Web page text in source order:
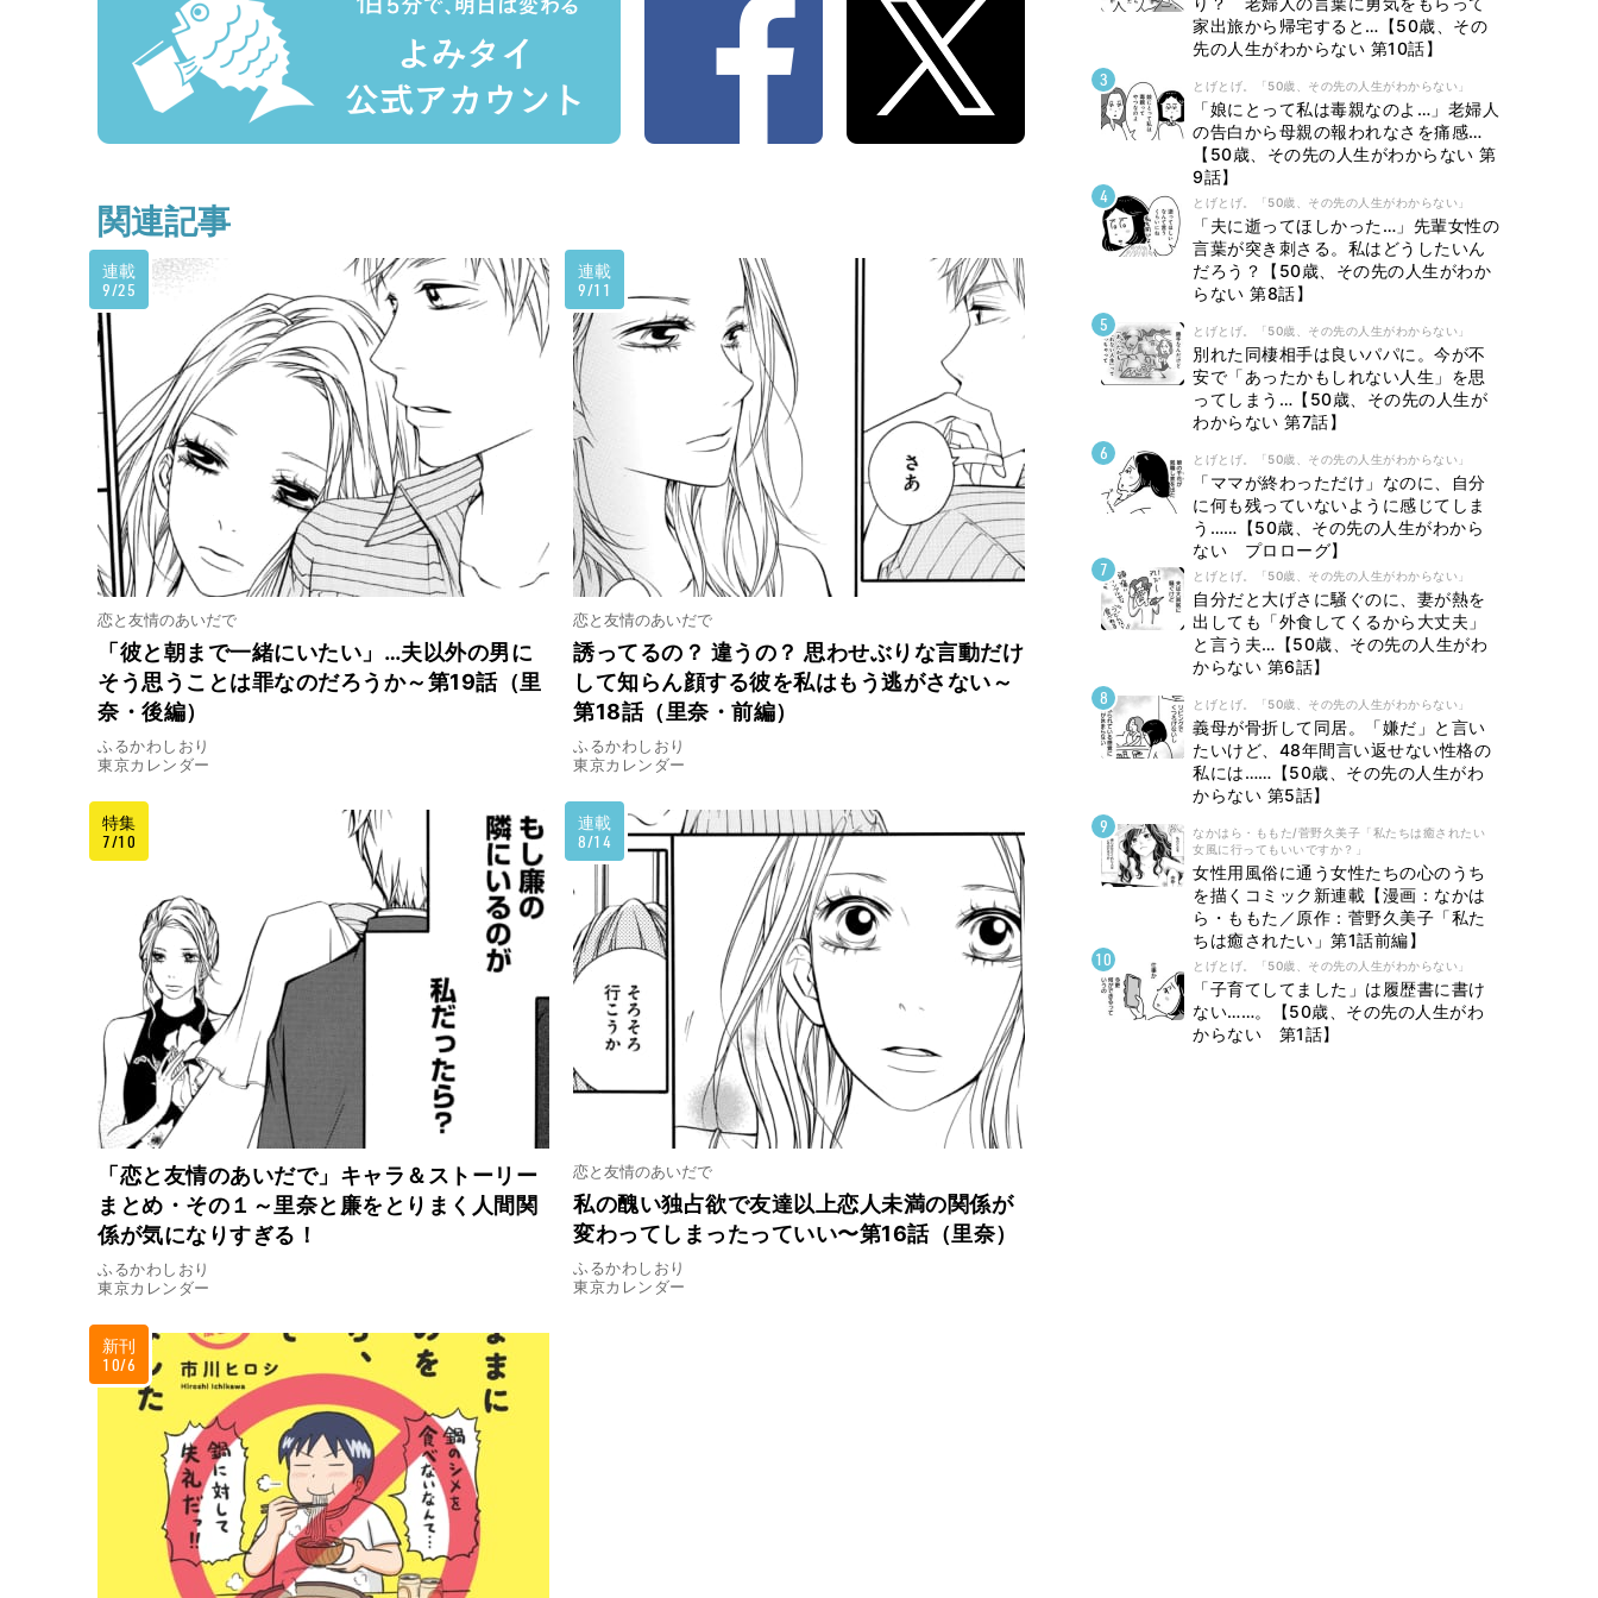
関連記事
連載
9/25
恋と友情のあいだで
「彼と朝まで一緒にいたい」…夫以外の男に
そう思うことは罪なのだろうか～第19話（里
奈・後編）
ふるかわしおり
東京カレンダー
連載
9/11
恋と友情のあいだで
誘ってるの？ 違うの？ 思わせぶりな言動だけ
して知らん顔する彼を私はもう逃がさない～
第18話（里奈・前編）
ふるかわしおり
東京カレンダー
特集
7/10
「恋と友情のあいだで」キャラ＆ストーリー
まとめ・その１～里奈と廉をとりまく人間関
係が気になりすぎる！
ふるかわしおり
東京カレンダー
連載
8/14
恋と友情のあいだで
私の醜い独占欲で友達以上恋人未満の関係が
変わってしまったっていい〜第16話（里奈）
ふるかわしおり
東京カレンダー
新刊
10/6
家出旅から帰宅すると…【50歳、その
先の人生がわからない 第10話】
とげとげ。「50歳、その先の人生がわからない」
「娘にとって私は毒親なのよ…」老婦人
の告白から母親の報われなさを痛感…
【50歳、その先の人生がわからない 第
9話】
とげとげ。「50歳、その先の人生がわからない」
「夫に逝ってほしかった…」先輩女性の
言葉が突き刺さる。私はどうしたいん
だろう？【50歳、その先の人生がわか
らない 第8話】
とげとげ。「50歳、その先の人生がわからない」
別れた同棲相手は良いパパに。今が不
安で「あったかもしれない人生」を思
ってしまう…【50歳、その先の人生が
わからない 第7話】
とげとげ。「50歳、その先の人生がわからない」
「ママが終わっただけ」なのに、自分
に何も残っていないように感じてしま
う……【50歳、その先の人生がわから
ない プロローグ】
とげとげ。「50歳、その先の人生がわからない」
自分だと大げさに騒ぐのに、妻が熱を
出しても「外食してくるから大丈夫」
と言う夫…【50歳、その先の人生がわ
からない 第6話】
とげとげ。「50歳、その先の人生がわからない」
義母が骨折して同居。「嫌だ」と言い
たいけど、48年間言い返せない性格の
私には……【50歳、その先の人生がわ
からない 第5話】
なかはら・ももた/菅野久美子「私たちは癒されたい
女風に行ってもいいですか？」
女性用風俗に通う女性たちの心のうち
を描くコミック新連載【漫画：なかは
ら・ももた／原作：菅野久美子「私た
ちは癒されたい」第1話前編】
とげとげ。「50歳、その先の人生がわからない」
「子育てしてました」は履歴書に書け
ない……。【50歳、その先の人生がわ
からない 第1話】